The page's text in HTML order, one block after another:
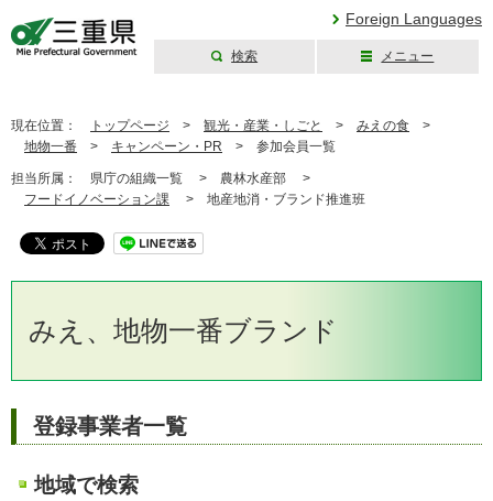
Foreign Languages
検索 メニュー
現在位置： トップページ > 観光・産業・しごと > みえの食 >
地物一番 > キャンペーン・PR > 参加会員一覧
担当所属： 県庁の組織一覧 > 農林水産部 >
フードイノベーション課 > 地産地消・ブランド推進班
みえ、地物一番ブランド
登録事業者一覧
地域で検索